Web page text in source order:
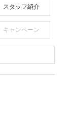
スタッフ紹介
キャンペーン